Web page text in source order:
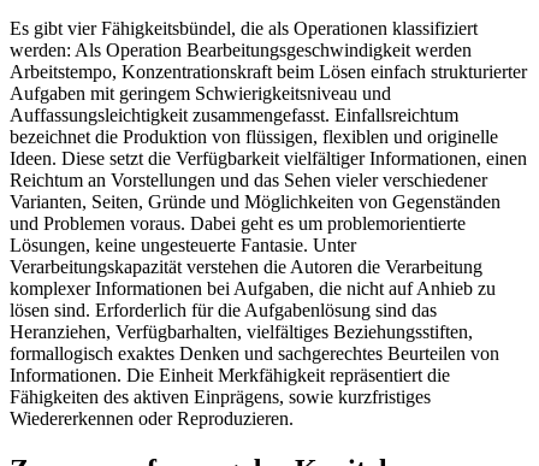
Es gibt vier Fähigkeitsbündel, die als Operationen klassifiziert
werden: Als Operation Bearbeitungsgeschwindigkeit werden
Arbeitstempo, Konzentrationskraft beim Lösen einfach strukturierter
Aufgaben mit geringem Schwierigkeitsniveau und
Auffassungsleichtigkeit zusammengefasst. Einfallsreichtum
bezeichnet die Produktion von flüssigen, flexiblen und originelle
Ideen. Diese setzt die Verfügbarkeit vielfältiger Informationen, einen
Reichtum an Vorstellungen und das Sehen vieler verschiedener
Varianten, Seiten, Gründe und Möglichkeiten von Gegenständen
und Problemen voraus. Dabei geht es um problemorientierte
Lösungen, keine ungesteuerte Fantasie. Unter
Verarbeitungskapazität verstehen die Autoren die Verarbeitung
komplexer Informationen bei Aufgaben, die nicht auf Anhieb zu
lösen sind. Erforderlich für die Aufgabenlösung sind das
Heranziehen, Verfügbarhalten, vielfältiges Beziehungsstiften,
formallogisch exaktes Denken und sachgerechtes Beurteilen von
Informationen. Die Einheit Merkfähigkeit repräsentiert die
Fähigkeiten des aktiven Einprägens, sowie kurzfristiges
Wiedererkennen oder Reproduzieren.